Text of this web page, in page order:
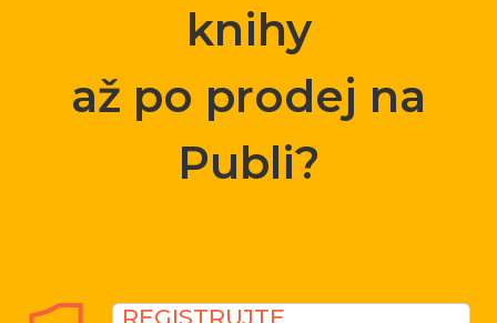
knihy
až po prodej na
Publi?
REGISTRUJTE